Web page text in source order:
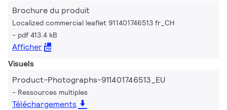
Brochure du produit
Localized commercial leaflet 911401746513 fr_CH
pdf 413.4 kB
Afficher
Visuels
Product-Photographs-911401746513_EU
Ressources multiples
Téléchargements